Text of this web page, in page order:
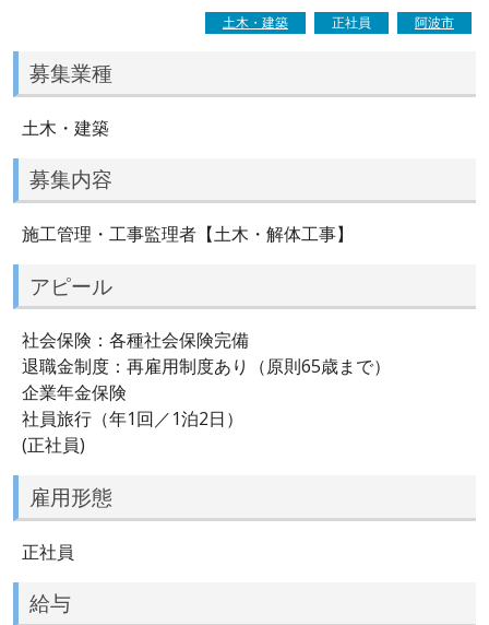
土木・建築 正社員 阿波市
募集業種
土木・建築
募集内容
施工管理・工事監理者【土木・解体工事】
アピール
社会保険：各種社会保険完備
退職金制度：再雇用制度あり（原則65歳まで）
企業年金保険
社員旅行（年1回／1泊2日）
(正社員)
雇用形態
正社員
給与